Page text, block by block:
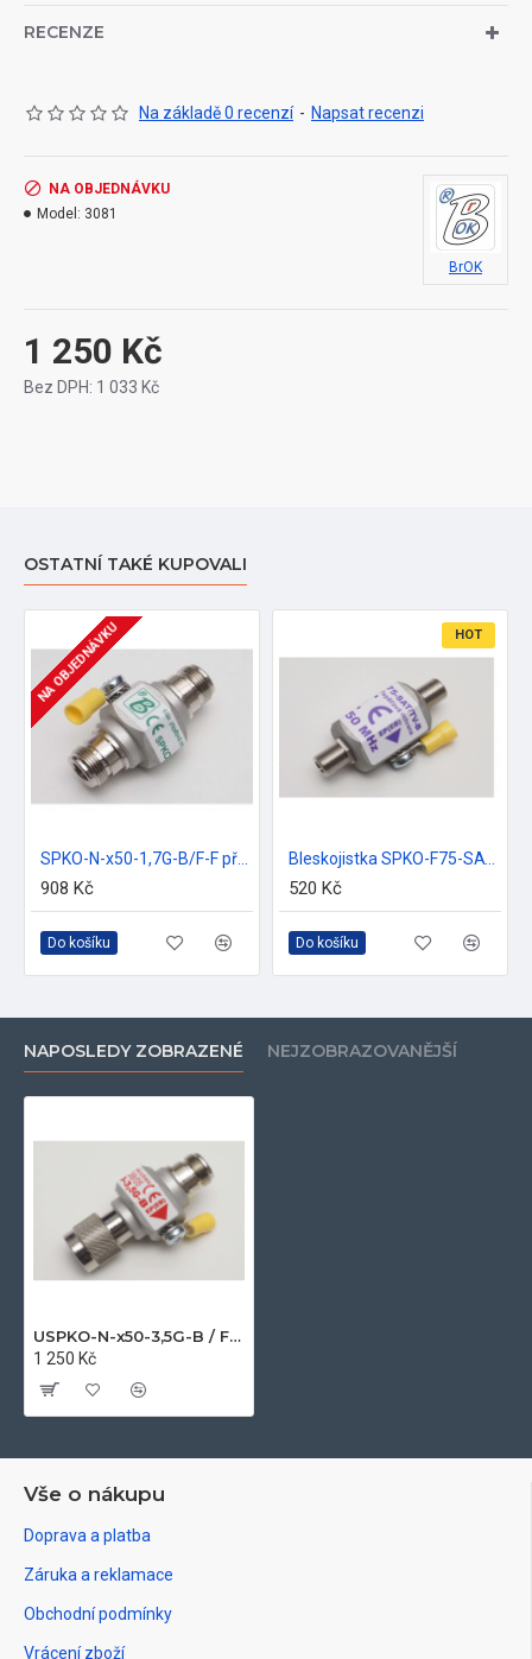
RECENZE
Na základě 0 recenzí - Napsat recenzi
1 250 Kč
Bez DPH: 1 033 Kč
NA OBJEDNÁVKU
Model: 3081
BrOK
OSTATNÍ TAKÉ KUPOVALI
NA OBJEDNÁVKU
908 Kč
Do košíku
HOT
520 Kč
Do košíku
NAPOSLEDY ZOBRAZENÉ NEJZOBRAZOVANĚJŠÍ
USPKO-N-x50-3,5G-B / F-M
1 250 Kč
Vše o nákupu
Doprava a platba
Záruka a reklamace
Obchodní podmínky
Vrácení zboží